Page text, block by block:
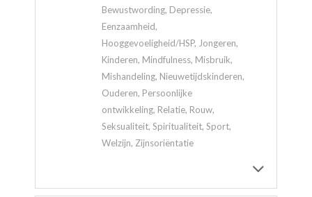
Bewustwording, Depressie,
Eenzaamheid,
Hooggevoeligheid/HSP, Jongeren,
Kinderen, Mindfulness, Misbruik,
Mishandeling, Nieuwetijdskinderen,
Ouderen, Persoonlijke
ontwikkeling, Relatie, Rouw,
Seksualiteit, Spiritualiteit, Sport,
Welzijn, Zijnsoriëntatie